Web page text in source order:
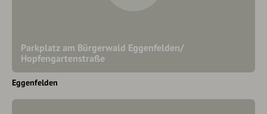
Parkplatz am Bürgerwald Eggenfelden/
Hopfengartenstraße
Eggenfelden